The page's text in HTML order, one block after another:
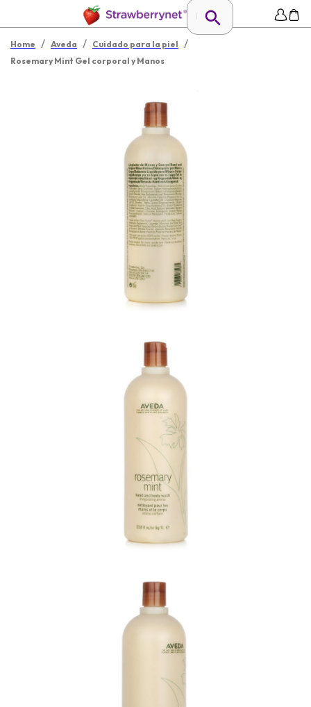
Home / Aveda / Cuidado para la piel /
Rosemary Mint Gel corporal y Manos